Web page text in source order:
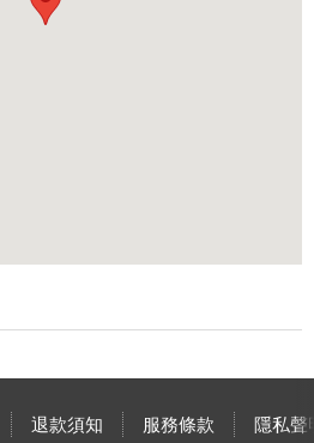
退款須知 服務條款 隱私聲